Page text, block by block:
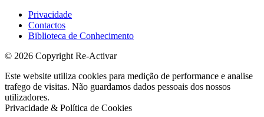
Privacidade
Contactos
Biblioteca de Conhecimento
© 2026 Copyright Re-Activar
Este website utiliza cookies para medição de performance e analise
trafego de visitas. Não guardamos dados pessoais dos nossos
utilizadores.
Privacidade & Política de Cookies